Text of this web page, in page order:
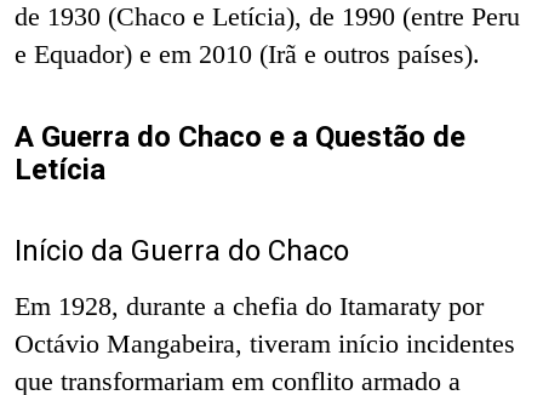
de 1930 (Chaco e Letícia), de 1990 (entre Peru
e Equador) e em 2010 (Irã e outros países).
A Guerra do Chaco e a Questão de
Letícia
Início da Guerra do Chaco
Em 1928, durante a chefia do Itamaraty por
Octávio Mangabeira, tiveram início incidentes
que transformariam em conflito armado a